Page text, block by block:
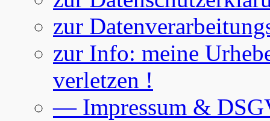
zur
zur Info: meine
verletzen !
— Impressum &